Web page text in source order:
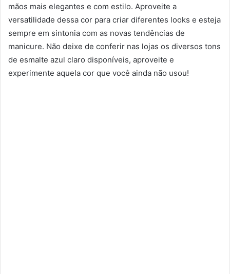
mãos mais elegantes e com estilo. Aproveite a
versatilidade dessa cor para criar diferentes looks e esteja
sempre em sintonia com as novas tendências de
manicure. Não deixe de conferir nas lojas os diversos tons
de esmalte azul claro disponíveis, aproveite e
experimente aquela cor que você ainda não usou!